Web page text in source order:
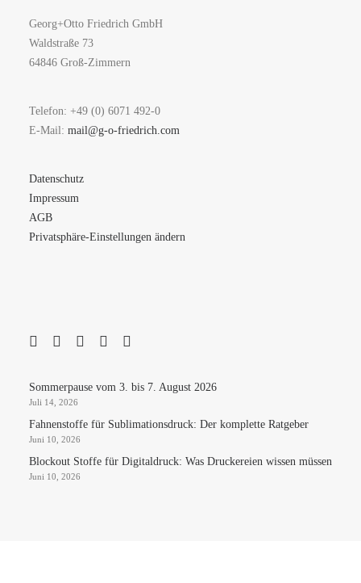
Georg+Otto Friedrich GmbH
Waldstraße 73
64846 Groß-Zimmern
Telefon: +49 (0) 6071 492-0
E-Mail: mail@g-o-friedrich.com
Datenschutz
Impressum
AGB
Privatsphäre-Einstellungen ändern
Sommerpause vom 3. bis 7. August 2026
Juli 14, 2026
Fahnenstoffe für Sublimationsdruck: Der komplette Ratgeber
Juni 10, 2026
Blockout Stoffe für Digitaldruck: Was Druckereien wissen müssen
Juni 10, 2026